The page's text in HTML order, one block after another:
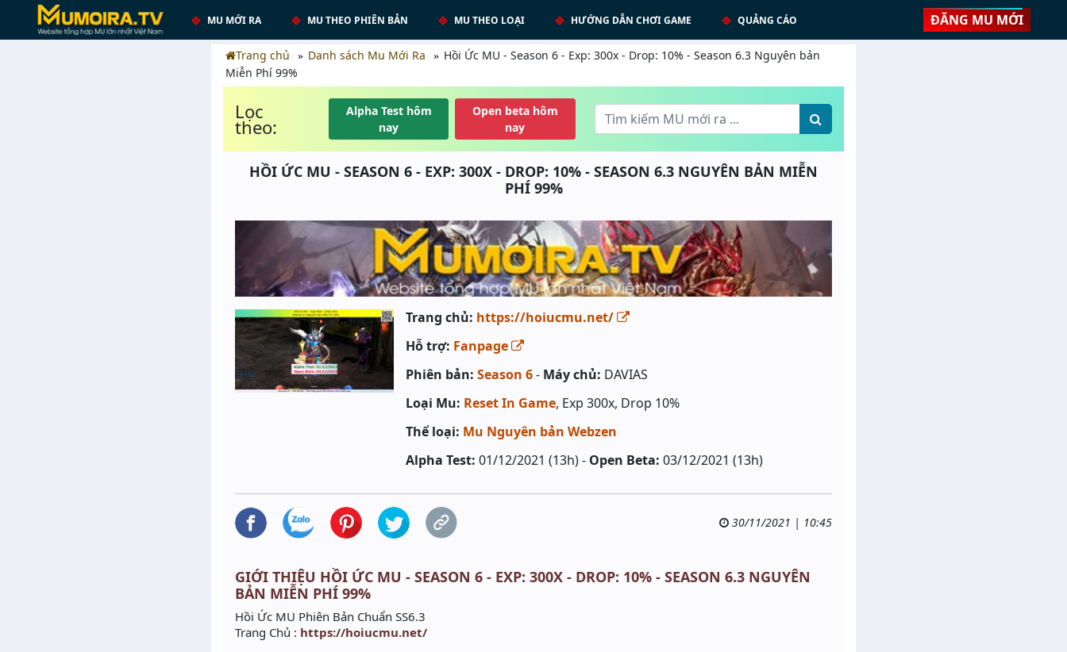
MU MỚI RA MU THEO PHIÊN BẢN MU THEO LOẠI HƯỚNG DẪN CHƠI GAME QUẢNG CÁO ĐĂNG MU MỚI
Trang chủ Danh sách Mu Mới Ra
Hồi Ức MU - Season 6 - Exp: 300x - Drop: 10% - Season 6.3 Nguyên bản
Miễn Phí 99%
Lọc
theo:
Alpha Test hôm
nay
Open beta hôm
nay
HỒI ỨC MU - SEASON 6 - EXP: 300X - DROP: 10% - SEASON 6.3 NGUYÊN BẢN MIỄN
PHÍ 99%
Trang chủ: https://hoiucmu.net/
Hỗ trợ: Fanpage
Phiên bản: Season 6- Máy chủ: DAVIAS
Loại Mu: Reset In Game, Exp 300x, Drop 10%
Thể loại: Mu Nguyên bản Webzen
Alpha Test: 01/12/2021 (13h) - Open Beta: 03/12/2021 (13h)
30/11/2021 | 10:45
GIỚI THIỆU HỒI ỨC MU - SEASON 6 - EXP: 300X - DROP: 10% - SEASON 6.3 NGUYÊN
BẢN MIỄN PHÍ 99%
Hồi Ức MU Phiên Bản Chuẩn SS6.3
Trang Chủ : https://hoiucmu.net/